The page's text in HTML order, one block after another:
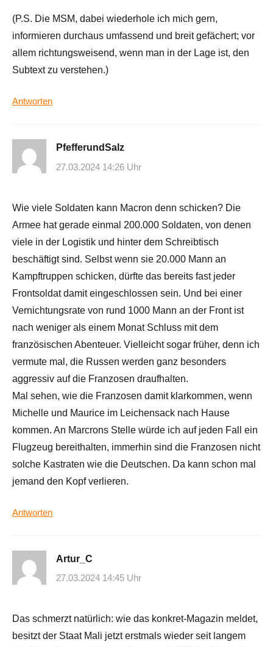
(P.S. Die MSM, dabei wiederhole ich mich gern,
informieren durchaus umfassend und breit gefächert; vor
allem richtungsweisend, wenn man in der Lage ist, den
Subtext zu verstehen.)
Antworten
PfefferundSalz
27.03.2024 14:26 Uhr
Wie viele Soldaten kann Macron denn schicken? Die
Armee hat gerade einmal 200.000 Soldaten, von denen
viele in der Logistik und hinter dem Schreibtisch
beschäftigt sind. Selbst wenn sie 20.000 Mann an
Kampftruppen schicken, dürfte das bereits fast jeder
Frontsoldat damit eingeschlossen sein. Und bei einer
Vernichtungsrate von rund 1000 Mann an der Front ist
nach weniger als einem Monat Schluss mit dem
französischen Abenteuer. Vielleicht sogar früher, denn ich
vermute mal, die Russen werden ganz besonders
aggressiv auf die Franzosen draufhalten.
Mal sehen, wie die Franzosen damit klarkommen, wenn
Michelle und Maurice im Leichensack nach Hause
kommen. An Marcrons Stelle würde ich auf jeden Fall ein
Flugzeug bereithalten, immerhin sind die Franzosen nicht
solche Kastraten wie die Deutschen. Da kann schon mal
jemand den Kopf verlieren.
Antworten
Artur_C
27.03.2024 14:45 Uhr
Das schmerzt natürlich: wie das konkret-Magazin meldet,
besitzt der Staat Mali jetzt erstmals wieder seit langem